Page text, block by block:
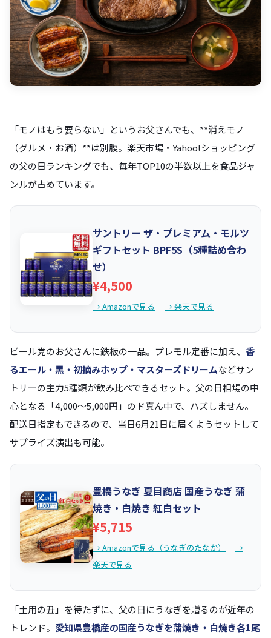
「モノはもう要らない」というお父さんでも、**消えモノ
（グルメ・お酒）**は別腹。楽天市場・Yahoo!ショッピング
の父の日ランキングでも、毎年TOP10の半数以上を食品ジャ
ンルが占めています。
サントリー ザ・プレミアム・モルツ
ギフトセット BPF5S（5種詰め合わ
せ）
¥4,500
→ Amazonで見る → 楽天で見る
ビール党のお父さんに鉄板の一品。プレモル定番に加え、 香
るエール・黒・初摘みホップ・マスターズドリームなどサン
トリーの主力5種類が飲み比べできるセット。父の日相場の中
心となる「4,000〜5,000円」のド真ん中で、ハズしません。
配送日指定もできるので、当日6月21日に届くようセットして
サプライズ演出も可能。
豊橋うなぎ 夏目商店 国産うなぎ 蒲
焼き・白焼き 紅白セット
¥5,715
→ Amazonで見る（うなぎのたなか）
→
楽天で見る
「土用の丑」を待たずに、父の日にうなぎを贈るのが近年の
トレンド。 愛知県豊橋産の国産うなぎを蒲焼き・白焼き各1尾